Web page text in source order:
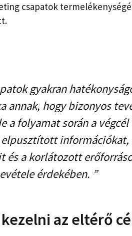
csapatok
gyakran
annak, hogy bizonyos
a folyamat során a
információkat,
és a korlátozott
érdekében. ”
az eltérő